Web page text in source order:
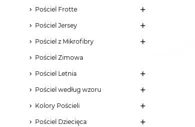
Pościel Frotte
Pościel Jersey
Pościel z Mikrofibry
Pościel Zimowa
Pościel Letnia
Pościel według wzoru
Kolory Pościeli
Pościel Dziecięca